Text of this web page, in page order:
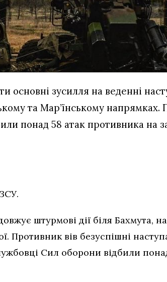
основні зусилля на веденні
та Мар’їнському
понад 58 атак противника на
штурмові дії біля Бахмута,
Противник вів безуспішні
Сил оборони відбили